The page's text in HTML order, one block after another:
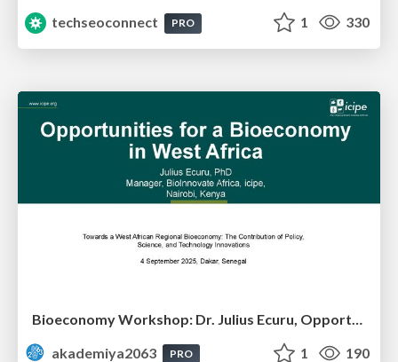
techseoconnect
PRO 1 330
Bioeconomy Workshop: Dr. Julius Ecuru, Opportunities for a Bioeconomy in West Africa
akademiya2063
PRO 1 190